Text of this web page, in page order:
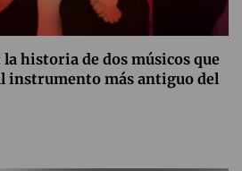
historia de dos músicos que
instrumento más antiguo del